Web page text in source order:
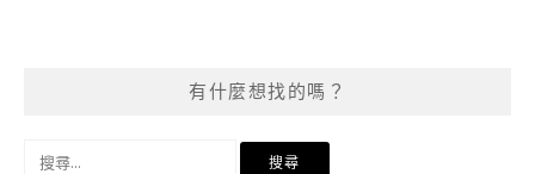
有什麼想找的嗎？